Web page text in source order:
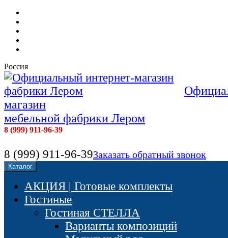
Россия
магазин
мебельной фабрики Лером
8 (999) 911-96-39
8 (999) 911-96-39Заказать обратный звонок
Каталог
АКЦИЯ | Готовые комплекты
Гостиные
Гостиная СТЕЛЛА
Варианты композиций